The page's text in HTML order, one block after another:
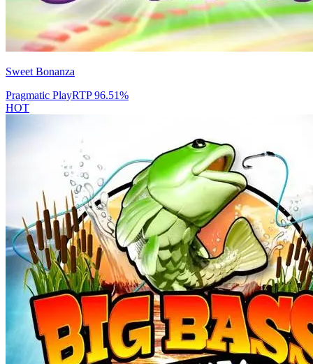
Sweet Bonanza
Pragmatic PlayRTP96.51%
HOT